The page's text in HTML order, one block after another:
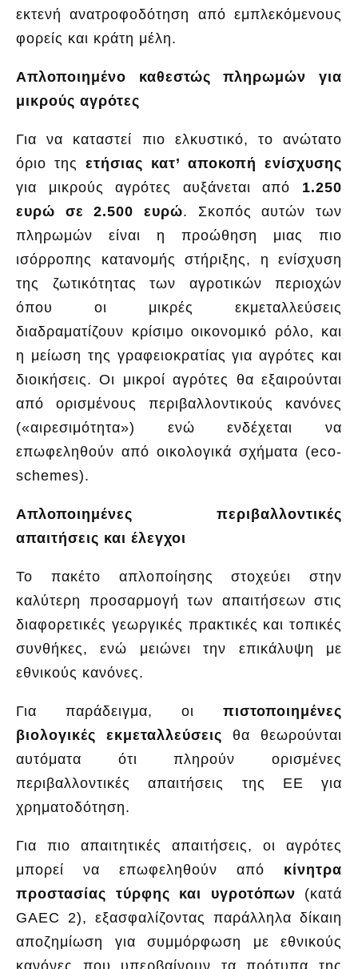
εκτενή ανατροφοδότηση από εμπλεκόμενους
φορείς και κράτη μέλη.
Απλοποιημένο καθεστώς πληρωμών για
μικρούς αγρότες
Για να καταστεί πιο ελκυστικό, το ανώτατο
όριο της ετήσιας κατ’ αποκοπή ενίσχυσης
για μικρούς αγρότες αυξάνεται από 1.250
ευρώ σε 2.500 ευρώ. Σκοπός αυτών των
πληρωμών είναι η προώθηση μιας πιο
ισόρροπης κατανομής στήριξης, η ενίσχυση
της ζωτικότητας των αγροτικών περιοχών
όπου οι μικρές εκμεταλλεύσεις
διαδραματίζουν κρίσιμο οικονομικό ρόλο, και
η μείωση της γραφειοκρατίας για αγρότες και
διοικήσεις. Οι μικροί αγρότες θα εξαιρούνται
από ορισμένους περιβαλλοντικούς κανόνες
(«αιρεσιμότητα») ενώ ενδέχεται να
επωφεληθούν από οικολογικά σχήματα (eco-
schemes).
Απλοποιημένες περιβαλλοντικές
απαιτήσεις και έλεγχοι
Το πακέτο απλοποίησης στοχεύει στην
καλύτερη προσαρμογή των απαιτήσεων στις
διαφορετικές γεωργικές πρακτικές και τοπικές
συνθήκες, ενώ μειώνει την επικάλυψη με
εθνικούς κανόνες.
Για παράδειγμα, οι πιστοποιημένες
βιολογικές εκμεταλλεύσεις θα θεωρούνται
αυτόματα ότι πληρούν ορισμένες
περιβαλλοντικές απαιτήσεις της ΕΕ για
χρηματοδότηση.
Για πιο απαιτητικές απαιτήσεις, οι αγρότες
μπορεί να επωφεληθούν από κίνητρα
προστασίας τύρφης και υγροτόπων (κατά
GAEC 2), εξασφαλίζοντας παράλληλα δίκαιη
αποζημίωση για συμμόρφωση με εθνικούς
κανόνες που υπερβαίνουν τα πρότυπα της